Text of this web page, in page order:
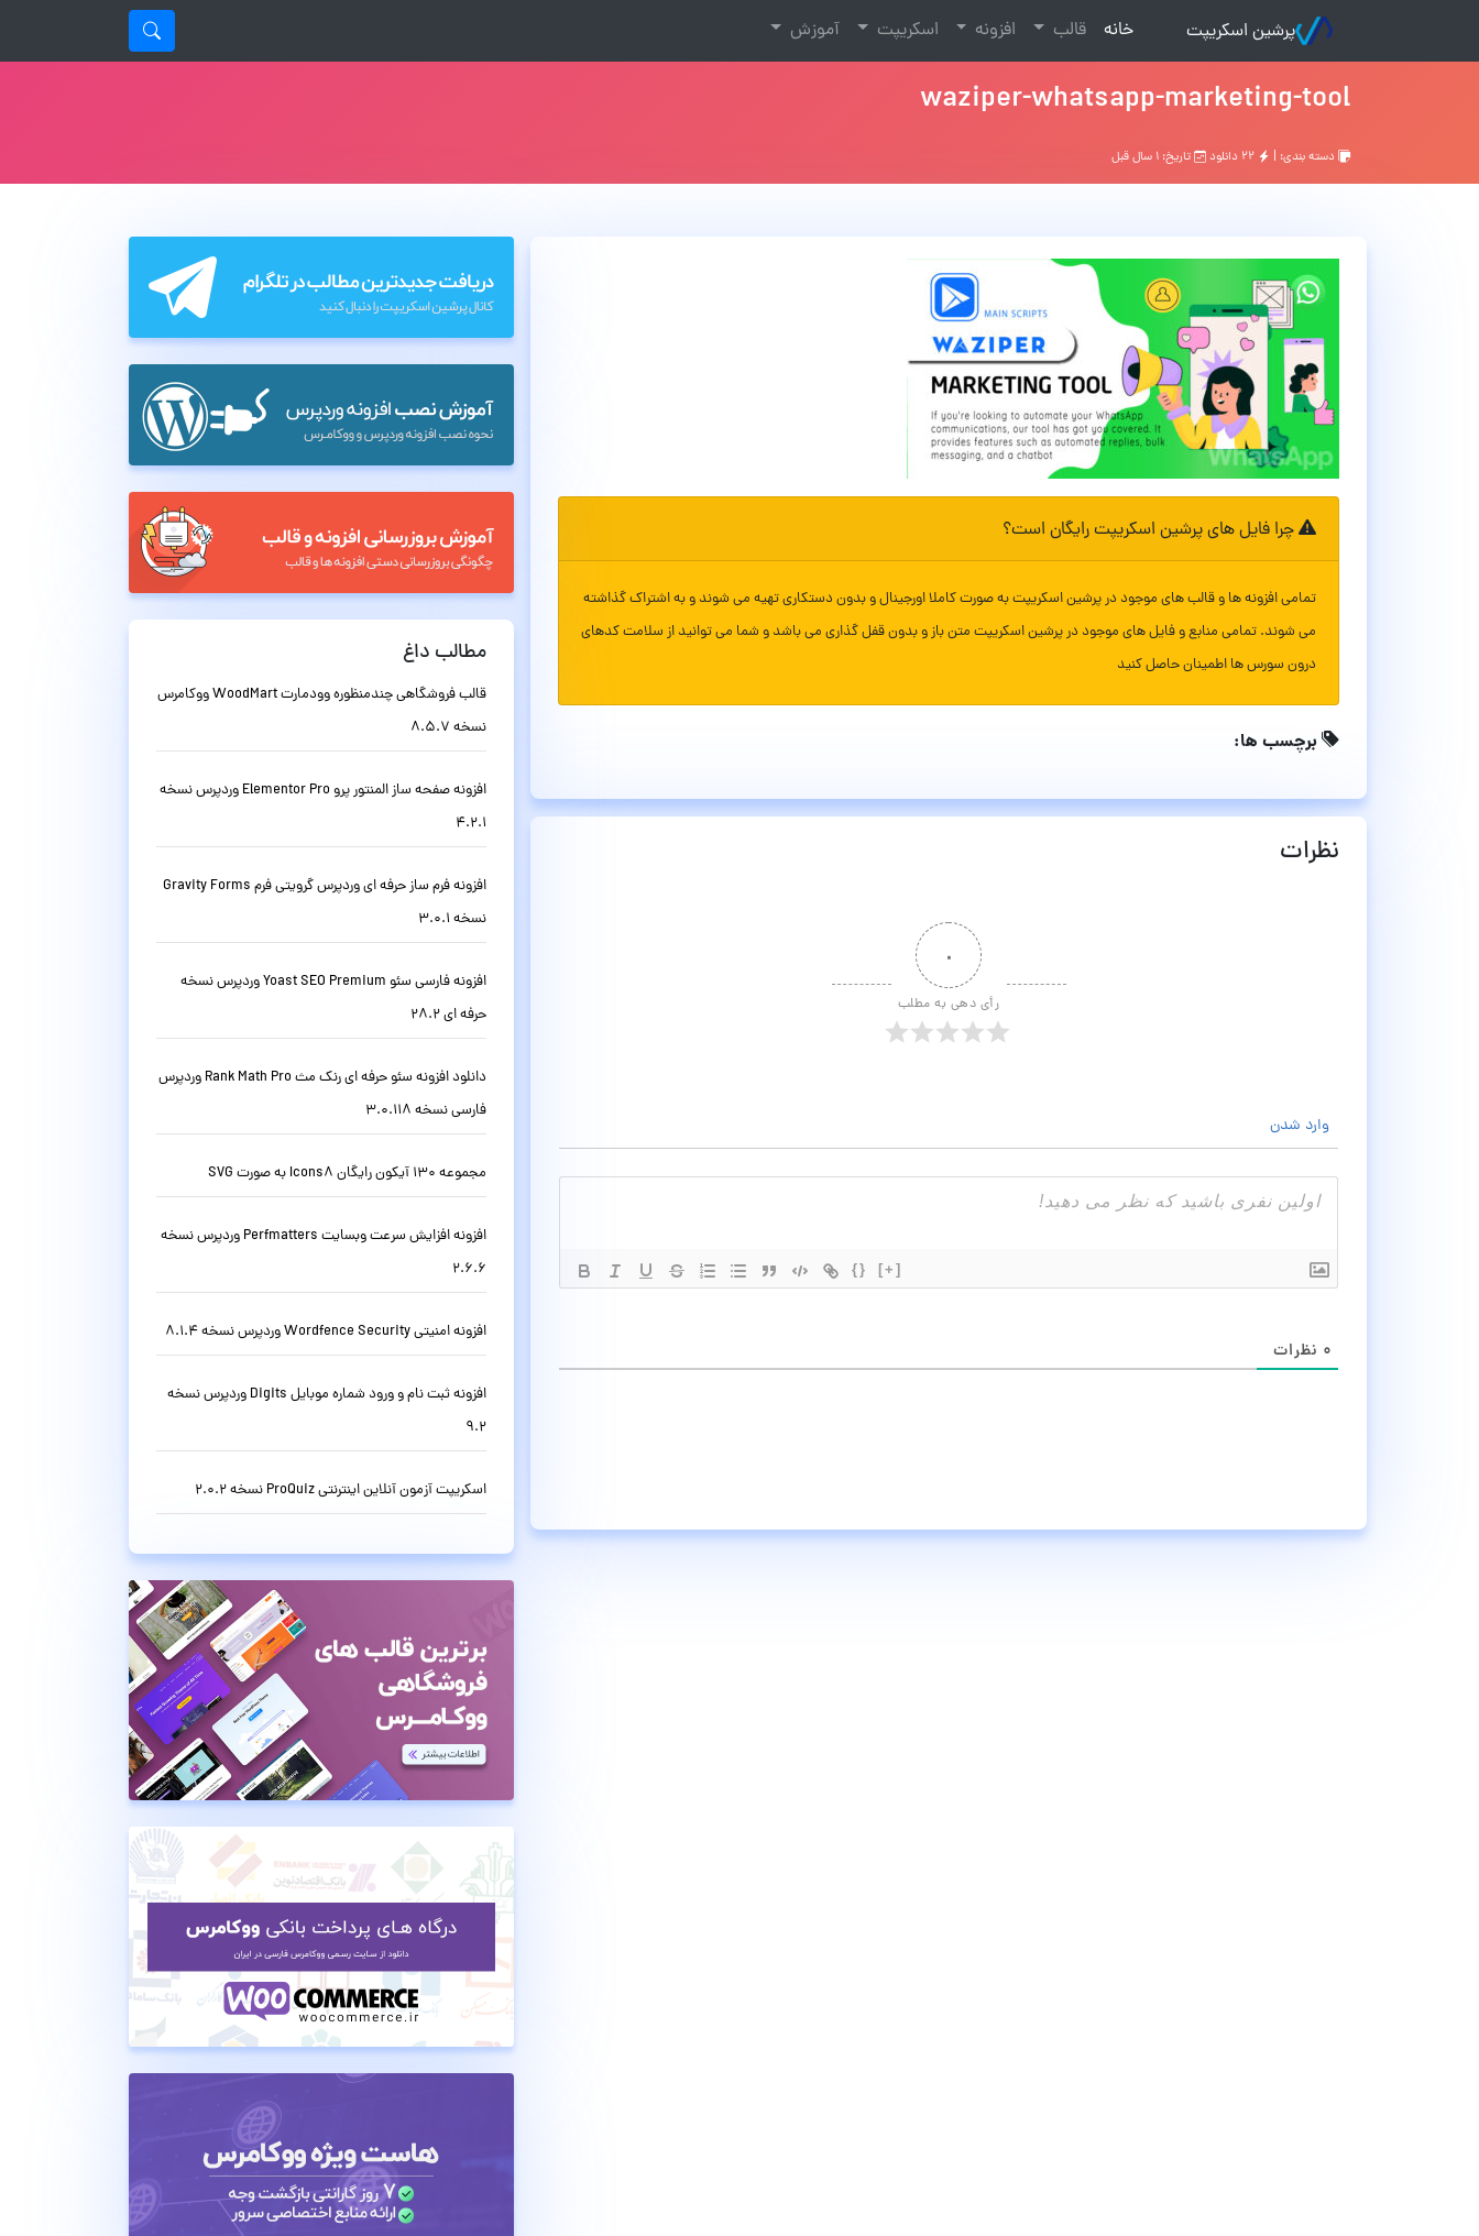
پرشین اسکریپت خانه
(current) قالب افزونه اسکریپت آموزش
waziper-whatsapp-marketing-tool
دسته بندی: | تاریخ: ۱ سال قبل
چرا فایل های پرشین اسکریپت رایگان است؟
تمامی افزونه ها و قالب های موجود در پرشین اسکریپت به صورت کاملا اورجینال و بدون دستکاری تهیه می شوند و به اشتراک گذاشته
می شوند. تمامی منابع و فایل های موجود در پرشین اسکریپت متن باز و بدون قفل گذاری می باشد و شما می توانید از سلامت کدهای
درون سورس ها اطمینان حاصل کنید
برچسب ها:
نظرات
۰
رأی دهی به مطلب
وارد شدن
{} [+]
۰ نظرات
مطالب داغ
قالب فروشگاهی چندمنظوره وودمارت WoodMart ووکامرس
نسخه 8.5.7
افزونه صفحه ساز المنتور پرو Elementor Pro وردپرس نسخه
4.2.1
افزونه فرم ساز حرفه ای وردپرس گرویتی فرم Gravity Forms
نسخه 3.0.1
افزونه فارسی سئو Yoast SEO Premium وردپرس نسخه
حرفه ای 28.2
دانلود افزونه سئو حرفه ای رنک مث Rank Math Pro وردپرس
فارسی نسخه 3.0.118
مجموعه 130 آیکون رایگان Icons8 به صورت SVG
افزونه افزایش سرعت وبسایت Perfmatters وردپرس نسخه
2.6.6
افزونه امنیتی Wordfence Security وردپرس نسخه 8.1.4
افزونه ثبت نام و ورود شماره موبایل Digits وردپرس نسخه
9.2
اسکریپت آزمون آنلاین اینترنتی ProQuiz نسخه 2.0.2